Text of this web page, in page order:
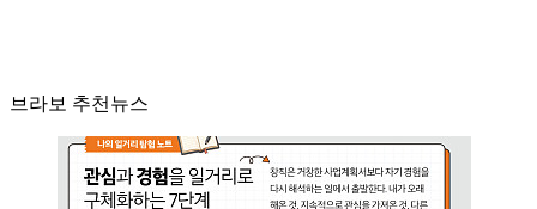
브라보 추천뉴스